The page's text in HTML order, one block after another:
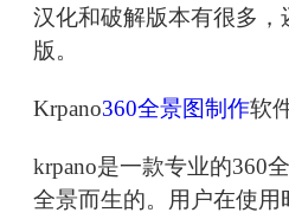
汉化和破解版本有很多，
版。
Krpano360全景图制作软
krpano是一款专业的360
全景而生的。用户在使用